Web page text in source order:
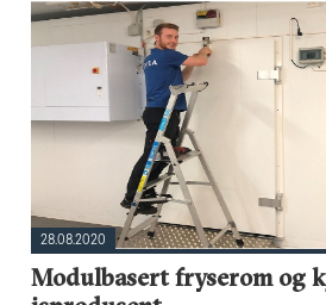
28.08.2020
Modulbasert fryserom og